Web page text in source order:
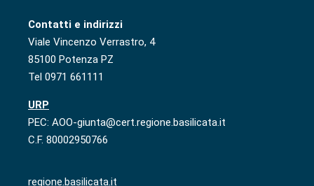
Contatti e indirizzi
Viale Vincenzo Verrastro, 4
85100 Potenza PZ
Tel 0971 661111
URP
PEC: AOO-giunta@cert.regione.basilicata.it
C.F. 80002950766
regione.basilicata.it